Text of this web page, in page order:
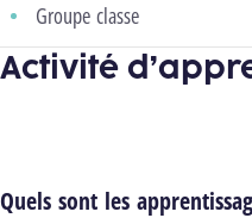
Groupe classe
Activité
Quels sont les